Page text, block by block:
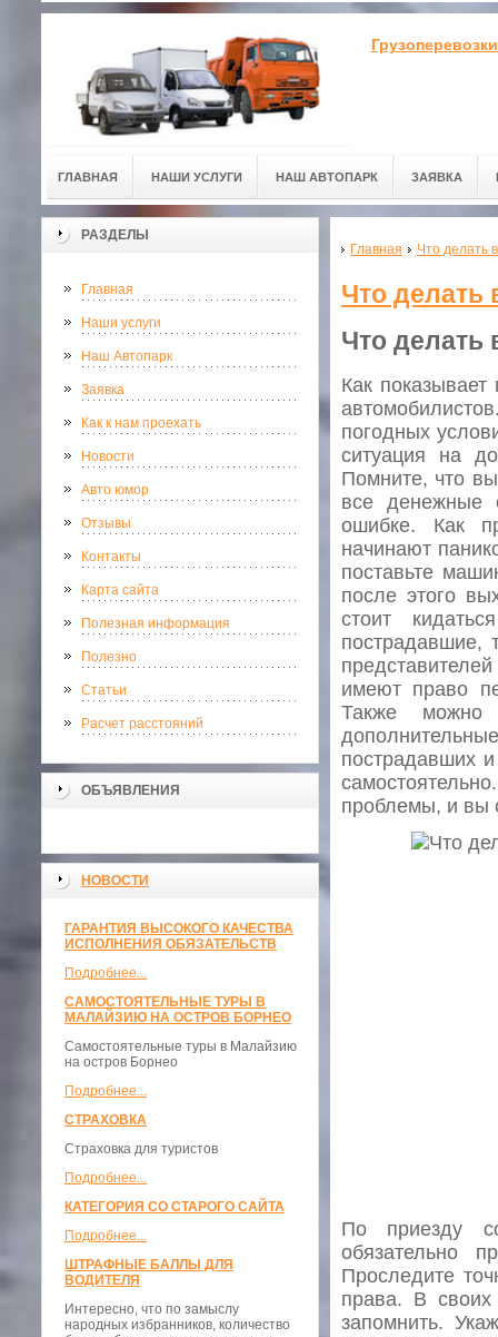
ГЛАВНАЯ НАШИ УСЛУГИ НАШ АВТОПАРК ЗАЯВКА
РАЗДЕЛЫ
Главная
Наши услуги
Наш Автопарк
Заявка
Как к нам проехать
Новости
Авто юмор
Отзывы
Контакты
Карта сайта
Полезная информация
Полезно
Статьи
Расчет расстояний
ОБЪЯВЛЕНИЯ
НОВОСТИ
ГАРАНТИЯ ВЫСОКОГО КАЧЕСТВА
ИСПОЛНЕНИЯ ОБЯЗАТЕЛЬСТВ
Подробнее...
САМОСТОЯТЕЛЬНЫЕ ТУРЫ В
МАЛАЙЗИЮ НА ОСТРОВ БОРНЕО
Самостоятельные туры в Малайзию
на остров Борнео
Подробнее...
СТРАХОВКА
Страховка для туристов
Подробнее...
КАТЕГОРИЯ СО СТАРОГО САЙТА
Подробнее...
ШТРАФНЫЕ БАЛЛЫ ДЛЯ
ВОДИТЕЛЯ
Интересно, что по замыслу
народных избранников, количество
Главная Что делать
Что делать
Что делать
Как
погодных
ситуация на
Помните, что
все денежные
ошибке. Как
начинают
поставьте
после этого
стоит
пострадавшие,
имеют право
Также можно
пострадавших
проблемы, и вы
По приезду
обязательно
Проследите
права. В своих
запомнить.